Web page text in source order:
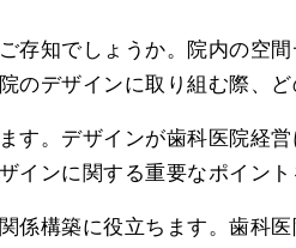
知でしょうか。院内の空
デザインに取り組む際、ど
。デザインが歯科医院経
ンに関する重要なポイント
構築に役立ちます。歯科